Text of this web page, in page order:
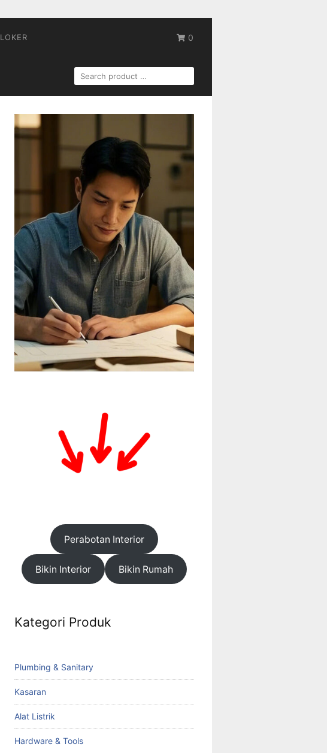
0
LOKER
SEARCH
FOR:
Perabotan Interior
Bikin Interior Bikin Rumah
Kategori Produk
Plumbing & Sanitary
Kasaran
Alat Listrik
Hardware & Tools